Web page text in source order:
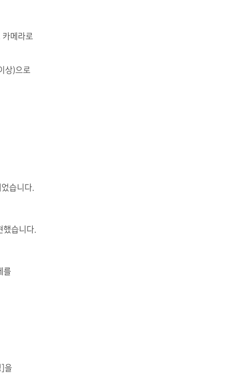
메라로
상)으로
습니다.
했습니다.
를
]을